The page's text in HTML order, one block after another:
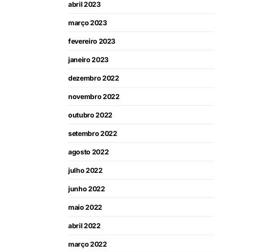
abril 2023
março 2023
fevereiro 2023
janeiro 2023
dezembro 2022
novembro 2022
outubro 2022
setembro 2022
agosto 2022
julho 2022
junho 2022
maio 2022
abril 2022
março 2022